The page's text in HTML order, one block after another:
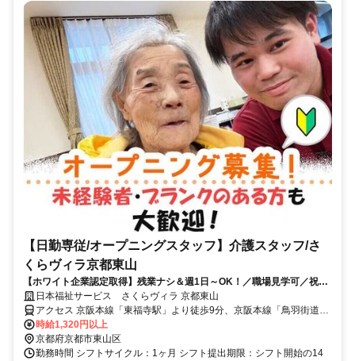
【日勤専従/オープニングスタッフ】介護スタッフ/さ
くらヴィラ京都東山
【ホワイト企業認定取得】残業ナシ＆週1日～OK！／職場見学可／祝金
最大30万／私生活も大切にできる安心のオープニング募集♪
日本福祉サービス さくらヴィラ 京都東山
アクセス 京阪本線「東福寺駅」より徒歩9分、京阪本線「鳥羽街道
駅」より車で5分、京阪本線「七条駅」より車で5分 ※バイク通勤OK
時給1,320円以上
京都府京都市東山区
勤務時間 シフトサイクル：1ヶ月 シフト提出期限：シフト開始の14